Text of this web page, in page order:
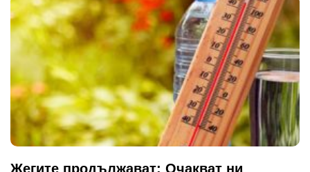
Жегите продължават: Очакват ни